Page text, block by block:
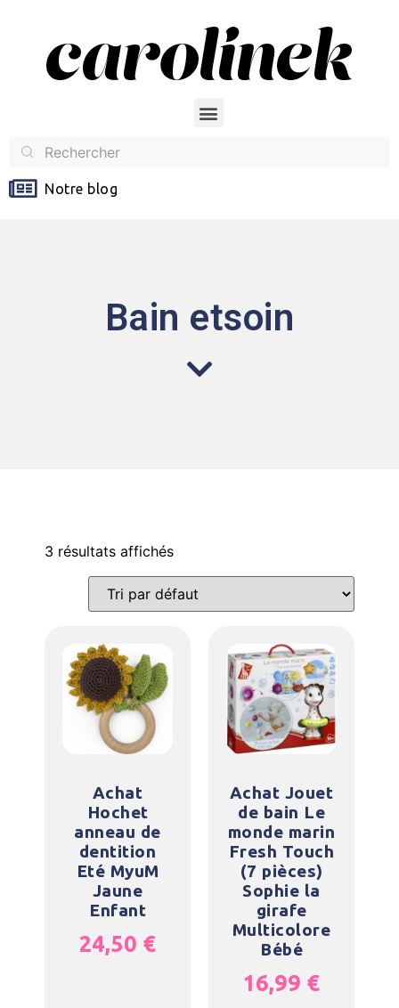
Notre blog
Bain etsoin
3 résultats affichés
Achat
Hochet
anneau de
dentition
Eté MyuM
Jaune
Enfant
24,50 €
Achat Jouet
de bain Le
monde marin
Fresh Touch
(7 pièces)
Sophie la
girafe
Multicolore
Bébé
16,99 €